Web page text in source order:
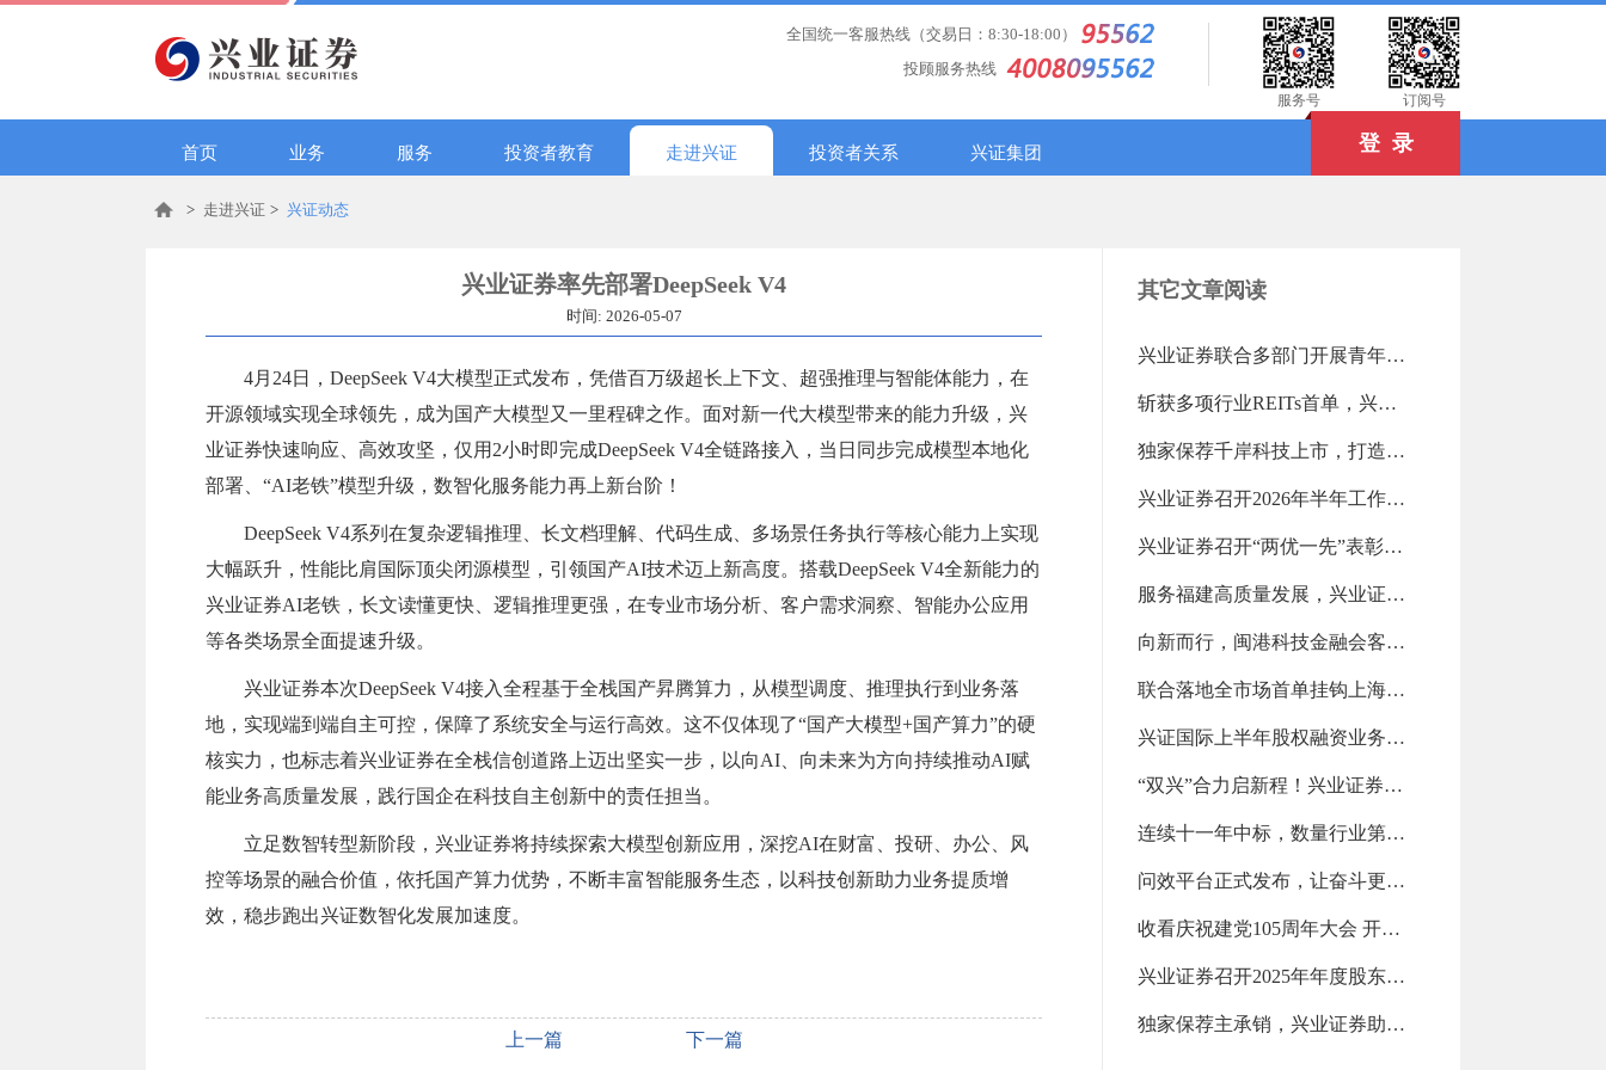
全国统一客服热线（交易日：8:30-18:00）
投顾服务热线
服务号 订阅号
首页 业务 服务 投资者教育 走进兴证 投资者关系 兴证集团 登 录
> 走进兴证 > 兴证动态
兴业证券率先部署DeepSeek V4
时间: 2026-05-07
4月24日，DeepSeek V4大模型正式发布，凭借百万级超长上下文、超强推理与智能体能力，在
开源领域实现全球领先，成为国产大模型又一里程碑之作。面对新一代大模型带来的能力升级，兴
业证券快速响应、高效攻坚，仅用2小时即完成DeepSeek V4全链路接入，当日同步完成模型本地化
部署、“AI老铁”模型升级，数智化服务能力再上新台阶！
DeepSeek V4系列在复杂逻辑推理、长文档理解、代码生成、多场景任务执行等核心能力上实现
大幅跃升，性能比肩国际顶尖闭源模型，引领国产AI技术迈上新高度。搭载DeepSeek V4全新能力的
兴业证券AI老铁，长文读懂更快、逻辑推理更强，在专业市场分析、客户需求洞察、智能办公应用
等各类场景全面提速升级。
兴业证券本次DeepSeek V4接入全程基于全栈国产昇腾算力，从模型调度、推理执行到业务落
地，实现端到端自主可控，保障了系统安全与运行高效。这不仅体现了“国产大模型+国产算力”的硬
核实力，也标志着兴业证券在全栈信创道路上迈出坚实一步，以向AI、向未来为方向持续推动AI赋
能业务高质量发展，践行国企在科技自主创新中的责任担当。
立足数智转型新阶段，兴业证券将持续探索大模型创新应用，深挖AI在财富、投研、办公、风
控等场景的融合价值，依托国产算力优势，不断丰富智能服务生态，以科技创新助力业务提质增
效，稳步跑出兴证数智化发展加速度。
上一篇 下一篇
其它文章阅读
兴业证券联合多部门开展青年读书活动（2026-08-03 18:25:16.0)
斩获多项行业REITs首单，兴业证券高效盘活存量资产（2026-08-03 18:24:04.0)
独家保荐千岸科技上市，打造北交所跨境电商第一股（2026-08-03 18:23:21.0)
兴业证券召开2026年半年工作会议（2026-07-28 13:15:12.0)
兴业证券召开“两优一先”表彰大会（2026-07-28 13:14:20.0)
服务福建高质量发展，兴业证券斩获第一名（2026-07-28 13:13:50.0)
向新而行，闽港科技金融会客厅亮相政银企对接交流会（2026-07-21 14:10:59.0)
联合落地全市场首单挂钩上海清算所美债新发债券指数的场外衍生品交易（2026-07-21 14:10:14.0)
兴证国际上半年股权融资业务位列中资券商前五！（2026-07-21 14:09:33.0)
“双兴”合力启新程！兴业证券与兴业银行推动全方位融合发展（2026-07-15 11:10:57.0)
连续十一年中标，数量行业第二（2026-07-15 11:10:08.0)
问效平台正式发布，让奋斗更有力量（2026-07-15 11:09:18.0)
收看庆祝建党105周年大会 开展学习教育专题党课（2026-07-07 09:24:42.0)
兴业证券召开2025年年度股东会（2026-07-07 09:23:47.0)
独家保荐主承销，兴业证券助力益坤电气登陆北交所（2026-07-07 09:22:29.0)